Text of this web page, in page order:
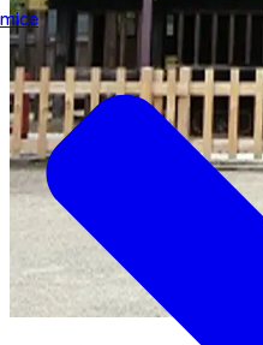
mice